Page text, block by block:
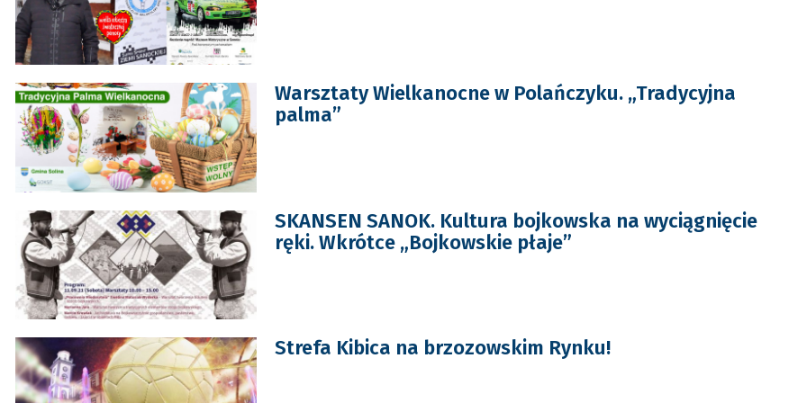
Warsztaty Wielkanocne w Polańczyku. „Tradycyjna
palma”
SKANSEN SANOK. Kultura bojkowska na wyciągnięcie
ręki. Wkrótce „Bojkowskie płaje”
Strefa Kibica na brzozowskim Rynku!